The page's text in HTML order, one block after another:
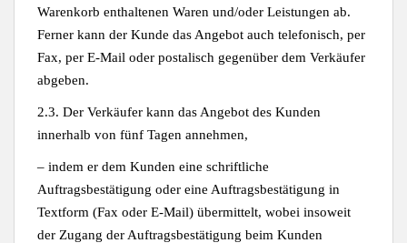
Warenkorb enthaltenen Waren und/oder Leistungen ab.
Ferner kann der Kunde das Angebot auch telefonisch, per
Fax, per E-Mail oder postalisch gegenüber dem Verkäufer
abgeben.
2.3. Der Verkäufer kann das Angebot des Kunden
innerhalb von fünf Tagen annehmen,
– indem er dem Kunden eine schriftliche
Auftragsbestätigung oder eine Auftragsbestätigung in
Textform (Fax oder E-Mail) übermittelt, wobei insoweit
der Zugang der Auftragsbestätigung beim Kunden